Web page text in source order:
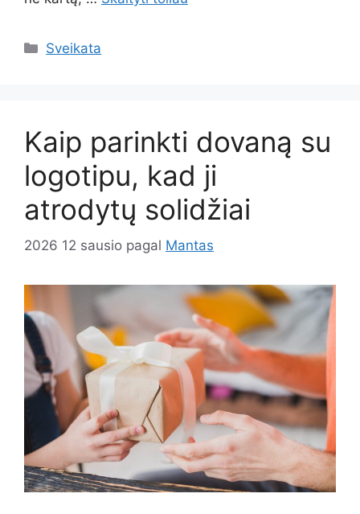
Kategorijos
Sveikata
Kaip parinkti dovaną su
logotipu, kad ji
atrodytų solidžiai
2026 12 sausio pagal Mantas